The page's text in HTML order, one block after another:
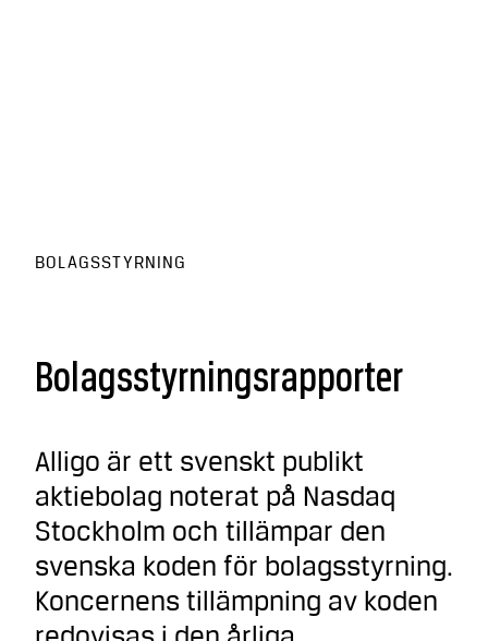
BOLAGSSTYRNING
Bolagsstyrningsrapporter
Alligo är ett svenskt publikt
aktiebolag noterat på Nasdaq
Stockholm och tillämpar den
svenska koden för bolagsstyrning.
Koncernens tillämpning av koden